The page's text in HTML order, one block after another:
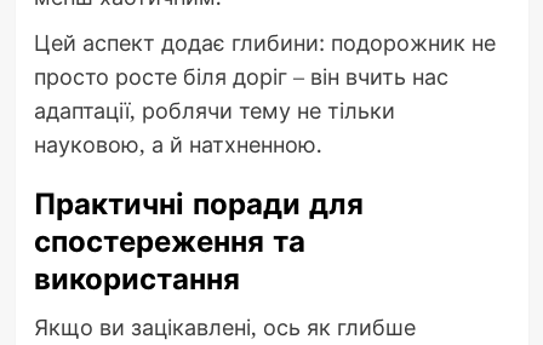
Цей аспект додає глибини: подорожник не
просто росте біля доріг – він вчить нас
адаптації, роблячи тему не тільки
науковою, а й натхненною.
Практичні поради для
спостереження та
використання
Якщо ви зацікавлені, ось як глибше